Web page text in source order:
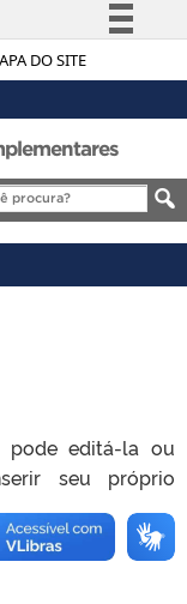
DO SITE
à informação
pode editá-la ou
seu próprio